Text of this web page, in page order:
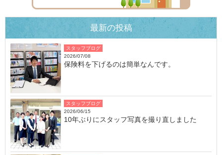
最新の投稿
スタッフブログ
2026/07/08
保険料を下げるのは簡単なんです。
スタッフブログ
2026/06/15
10年ぶりにスタッフ写真を撮り直しました